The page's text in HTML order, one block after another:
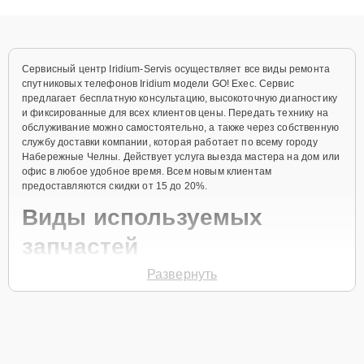
Сервисный центр Iridium-Servis осуществляет все виды ремонта
спутниковых телефонов Iridium модели GO! Exec. Сервис
предлагает бесплатную консультацию, высокоточную диагностику
и фиксированные для всех клиентов цены. Передать технику на
обслуживание можно самостоятельно, а также через собственную
службу доставки компании, которая работает по всему городу
Набережные Челны. Действует услуга выезда мастера на дом или
офис в любое удобное время. Всем новым клиентам
предоставляются скидки от 15 до 20%.
Виды используемых
запчастей
Для ремонта спутникового телефона модели GO! Exec
Развернуть